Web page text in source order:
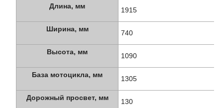
Длина, мм
1915
Ширина, мм
740
Высота, мм
1090
База мотоцикла, мм
1305
Дорожный просвет, мм
130